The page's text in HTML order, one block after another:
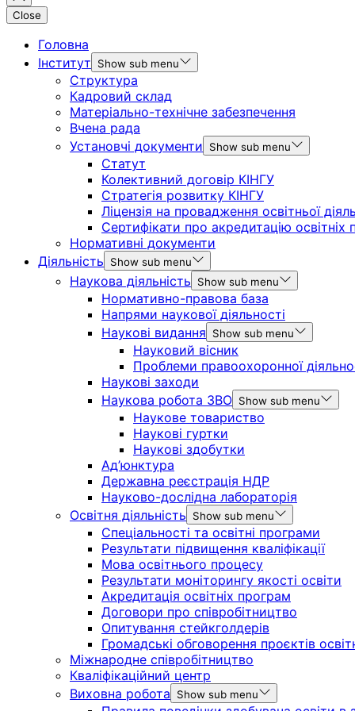
Close
Головна
Інститут
Show sub menu
Структура
Кадровий склад
Матеріально-технічне забезпечення
Вчена рада
Установчі документи
Show sub menu
Статут
Колективний договір КІНГУ
Стратегія розвитку КІНГУ
Ліцензія на провадження освітньої
Сертифікати про акредитацію освітніх
Нормативні документи
Діяльність
Show sub menu
Наукова діяльність Show sub menu
Нормативно-правова база
Напрями наукової діяльності
Наукові видання
Show sub menu
Науковий вісник
Проблеми правоохоронної
Наукові заходи
Наукова робота ЗВО Show sub menu
Наукове товариство
Наукові гуртки
Наукові здобутки
Ад’юнктура
Державна реєстрація НДР
Науково-дослідна лабораторія
Освітня діяльність
Show sub menu
Спеціальності та освітні програми
Результати підвищення кваліфікації
Мова освітнього процесу
Результати моніторингу якості освіти
Акредитація освітніх програм
Договори про співробітництво
Опитування стейкголдерів
Громадські обговорення проєктів
Міжнародне співробітництво
Кваліфікаційний центр
Виховна робота
Show sub menu